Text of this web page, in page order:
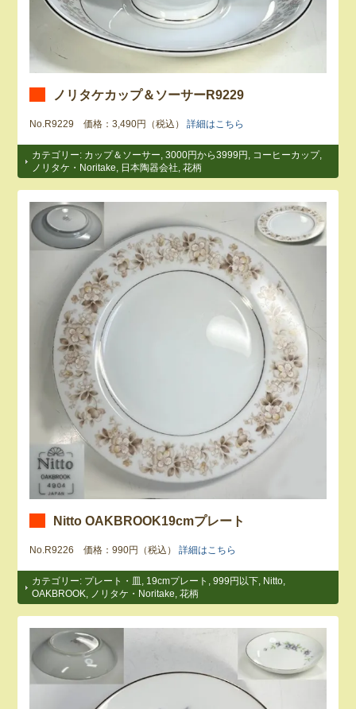
ノリタケカップ＆ソーサーR9229
No.R9229 価格：3,490円（税込）詳細はこちら
カテゴリー: カップ＆ソーサー ,3000円から3999円 コーヒーカップ
ノリタケ・Noritake
日本陶器会社 ,花柄
Nitto OAKBROOK19cmプレート
No.R9226 価格：990円（税込）詳細はこちら
カテゴリー: プレート・皿 19cmプレート ,999円以下 Nitto
OAKBROOK
ノリタケ・Noritake ,花柄